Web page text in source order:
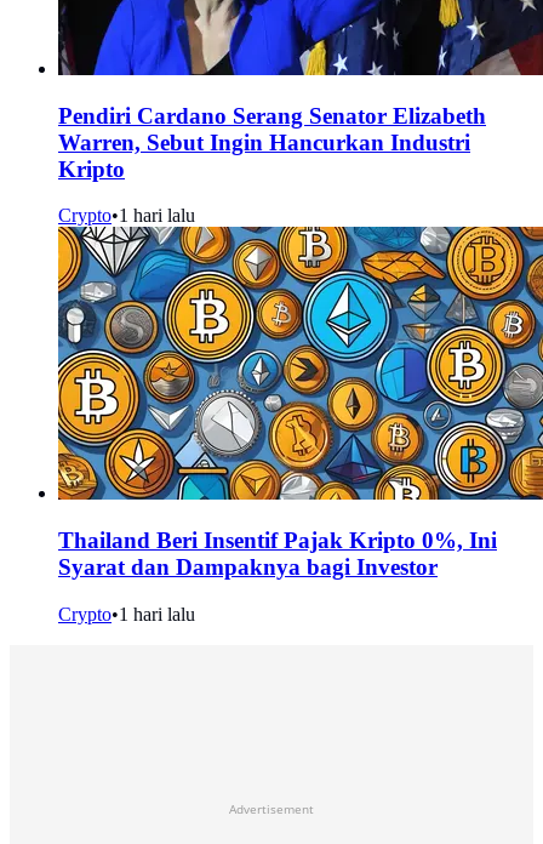
Pendiri Cardano Serang Senator Elizabeth
Warren, Sebut Ingin Hancurkan Industri
Kripto
Crypto•1 hari lalu
Thailand Beri Insentif Pajak Kripto 0%, Ini
Syarat dan Dampaknya bagi Investor
Crypto•1 hari lalu
Advertisement